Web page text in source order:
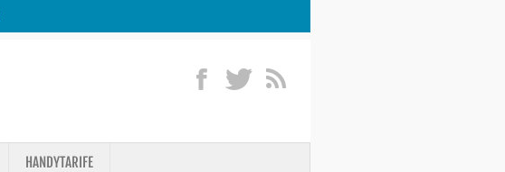
HANDYTARIFE